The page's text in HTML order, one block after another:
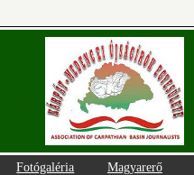
Fotógaléria Magyarerő